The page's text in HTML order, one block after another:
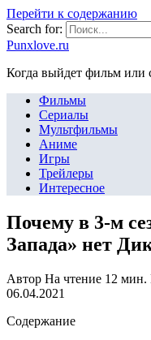
Перейти к содержанию
Search for:
Punxlove.ru
Когда выйдет фильм или
Фильмы
Сериалы
Мультфильмы
Аниме
Игры
Трейлеры
Интересное
Почему в 3-м
Запада» нет
Автор На чтение 12 мин.
06.04.2021
Содержание